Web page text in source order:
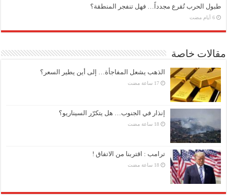
طبول الحرب تُقرع مجدداً… فهل تنفجر المنطقة؟
‏6 أيام مضت
مقالات خاصة
الذهب يشعل المفاجأة… إلى أين يطير السعر؟
‏17 ساعة مضت
إنذار في الجنوب… هل يتكرّر السيناريو؟
‏18 ساعة مضت
ترامب : اقتربنا من الاتفاق !
‏18 ساعة مضت